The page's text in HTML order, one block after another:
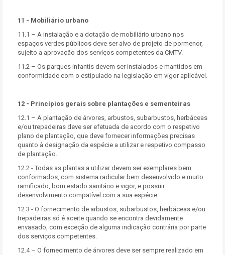
11 - Mobiliário urbano
11.1 – A instalação e a dotação de mobiliário urbano nos
espaços verdes públicos deve ser alvo de projeto de pormenor,
sujeito a aprovação dos serviços competentes da CMTV.
11.2 – Os parques infantis devem ser instalados e mantidos em
conformidade com o estipulado na legislação em vigor aplicável.
12 - Princípios gerais sobre plantações e sementeiras
12.1 – A plantação de árvores, arbustos, subarbustos, herbáceas
e/ou trepadeiras deve ser efetuada de acordo com o respetivo
plano de plantação, que deve fornecer informações precisas
quanto à designação da espécie a utilizar e respetivo compasso
de plantação.
12.2 - Todas as plantas a utilizar devem ser exemplares bem
conformados, com sistema radicular bem desenvolvido e muito
ramificado, bom estado sanitário e vigor, e possuir
desenvolvimento compatível com a sua espécie.
12.3 - O fornecimento de arbustos, subarbustos, herbáceas e/ou
trepadeiras só é aceite quando se encontra devidamente
envasado, com exceção de alguma indicação contrária por parte
dos serviços competentes.
12.4 – O fornecimento de árvores deve ser sempre realizado em